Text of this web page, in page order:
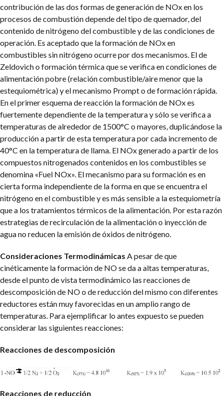
contribución de las dos formas de generación de NOx en los
procesos de combustión depende del tipo de quemador, del
contenido de nitrógeno del combustible y de las condiciones de
operación. Es aceptado que la formación de NOx en
combustibles sin nitrógeno ocurre por dos mecanismos. El de
Zeldovich o formación térmica que se verifica en condiciones de
alimentación pobre (relación combustible/aire menor que la
estequiométrica) y el mecanismo Prompt o de formación rápida.
En el primer esquema de reacción la formación de NOx es
fuertemente dependiente de la temperatura y sólo se verifica a
temperaturas de alrededor de 1500°C o mayores, duplicándose la
producción a partir de esta temperatura por cada incremento de
40°C en la temperatura de llama. El NOx generado a partir de los
compuestos nitrogenados contenidos en los combustibles se
denomina «Fuel NOx». El mecanismo para su formación es en
cierta forma independiente de la forma en que se encuentra el
nitrógeno en el combustible y es más sensible a la estequiometría
que a los tratamientos térmicos de la alimentación. Por esta razón
estrategias de recirculación de la alimentación o inyección de
agua no reducen la emisión de óxidos de nitrógeno.
Consideraciones Termodinámicas A pesar de que
cinéticamente la formación de NO se da a altas temperaturas,
desde el punto de vista termodinámico las reacciones de
descomposición de NO o de reducción del mismo con diferentes
reductores están muy favorecidas en un amplio rango de
temperaturas. Para ejemplificar lo antes expuesto se pueden
considerar las siguientes reacciones:
Reacciones de descomposición
Reacciones de reducción